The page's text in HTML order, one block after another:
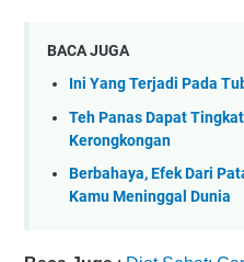
BACA JUGA
Ini Yang Terjadi Pada
Teh Panas Dapat
Kerongkongan
Berbahaya, Efek Dari
Kamu Meninggal Dunia